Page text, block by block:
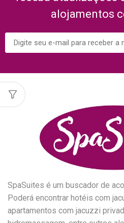
alojamentos
SpaSuites é um buscador de
Poderá encontrar hotéis com
apartamentos com jacuzzi